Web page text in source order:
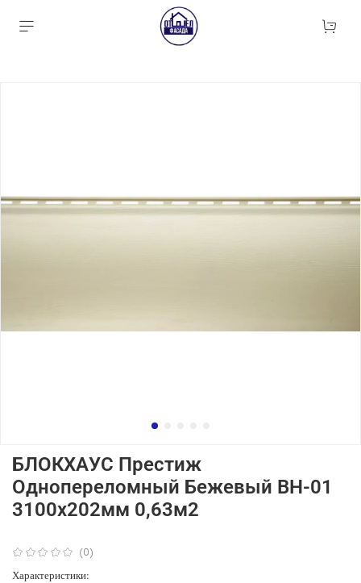
(0)
БЛОКХАУС Престиж
Однопереломный Бежевый ВН-01
3100х202мм 0,63м2
Характеристики: